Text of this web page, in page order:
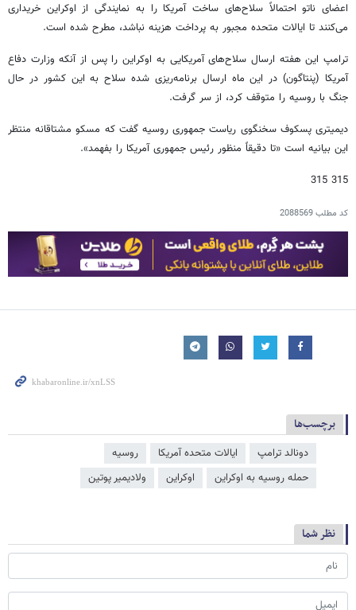
اعضای ناتو احتمالاً سلاح‌های ساخت آمریکا را به نمایندگی از اوکراین خریداری
می‌کنند تا ایالات متحده مجبور به پرداخت هزینه نباشد، مطرح شده است.
ترامپ این هفته ارسال سلاح‌های آمریکایی به اوکراین را پس از آنکه وزارت دفاع
آمریکا (پنتاگون) در این ماه ارسال برنامه‌ریزی شده سلاح به این کشور در حال
جنگ با روسیه را متوقف کرد، از سر گرفت.
دیمیتری پسکوف سخنگوی ریاست جمهوری روسیه گفت که مسکو مشتاقانه منتظر
این بیانیه است «تا دقیقاً منظور رئیس جمهوری آمریکا را بفهمد».
315 315
کد مطلب2088569
برچسب‌ها
دونالد ترامپ ایالات متحده آمریکا
روسیه
حمله روسیه به اوکراین
اوکراین ولادیمیر پوتین
نظر شما